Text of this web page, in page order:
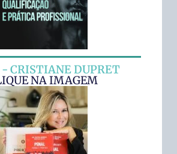
- CRISTIANE DUPRET
NA IMAGEM